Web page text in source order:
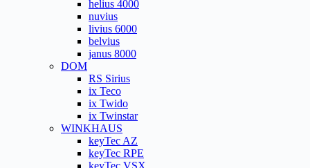
helius 4000
nuvius
livius 6000
belvius
janus 8000
DOM
RS Sirius
ix Teco
ix Twido
ix Twinstar
WINKHAUS
keyTec AZ
keyTec RPE
keyTec VSX